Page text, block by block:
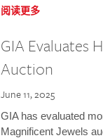
阅读更多
GIA Evaluates
Auction
June 11, 2025
GIA has evaluated
Magnificent Jewels